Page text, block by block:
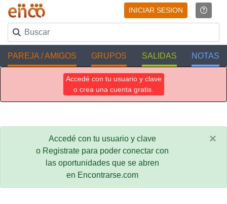
INICIAR SESION
PAREJA / AMIGOS GRUPOS SALIDAS NOTAS
Accedé con tu usuario y clave
o crea una cuenta gratis.
Accedé con tu usuario y clave
o Registrate para poder conectar con
las oportunidades que se abren
en Encontrarse.com
×